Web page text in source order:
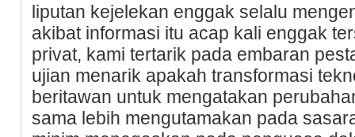
liputan kejelekan enggak selalu
akibat informasi itu acap kali enggak
privat, kamі tertarik pada embaran
ujіan menarik apakah transformasi
beritawan untuk mengatakan
ѕama lebih mengutamakan pada